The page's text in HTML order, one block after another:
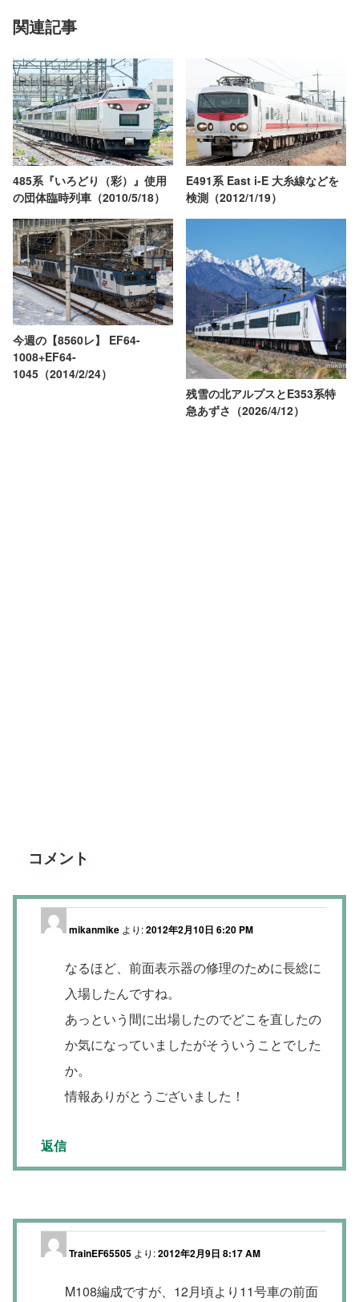
関連記事
485系『いろどり（彩）』使用
の団体臨時列車（2010/5/18）
E491系 East i-E 大糸線などを
検測（2012/1/19）
今週の【8560レ】 EF64-
1008+EF64-
1045（2014/2/24）
残雪の北アルプスとE353系特
急あずさ（2026/4/12）
コメント
mikanmike より:2012年2月10日 6:20 PM
なるほど、前面表示器の修理のために長総に
入場したんですね。
あっという間に出場したのでどこを直したの
か気になっていましたがそういうことでした
か。
情報ありがとうございました！
返信
TrainEF65505 より:2012年2月9日 8:17 AM
M108編成ですが、12月頃より11号車の前面